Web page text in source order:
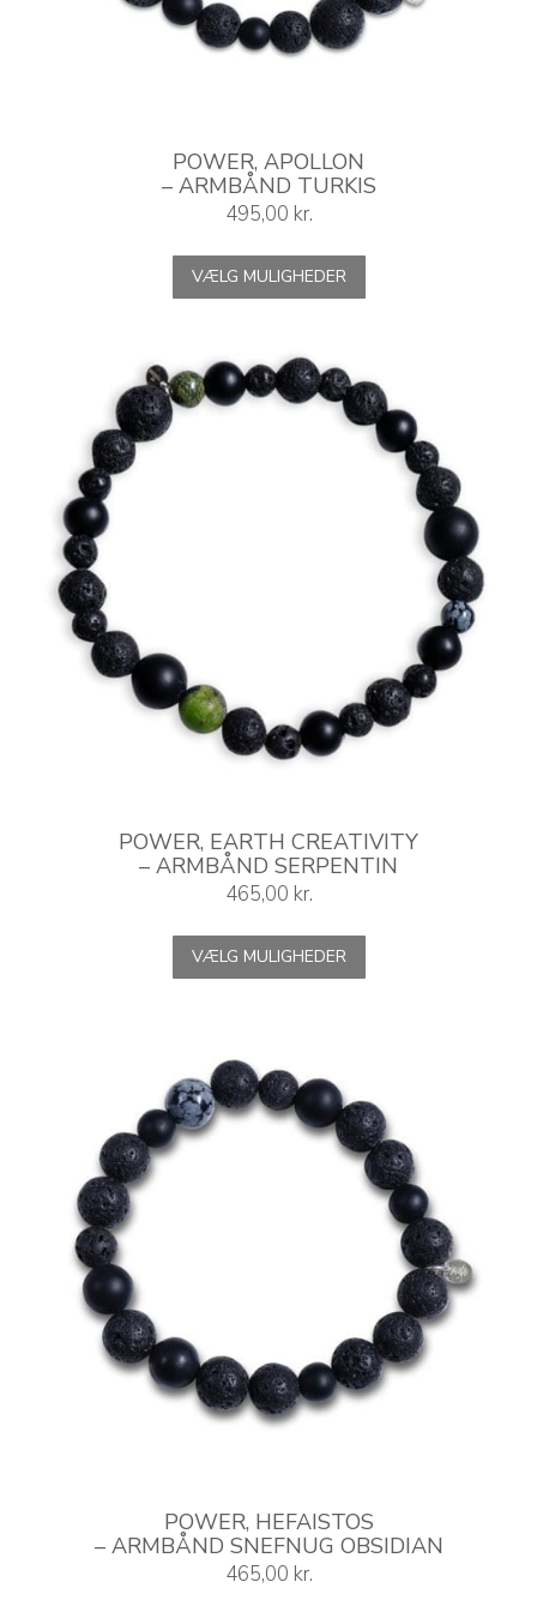
POWER, APOLLON
– ARMBÅND TURKIS
495,00 kr.
VÆLG MULIGHEDER Dette
har
kan
vælges
på
varesiden
POWER, EARTH CREATIVITY
– ARMBÅND SERPENTIN
465,00 kr.
VÆLG MULIGHEDER Dette
har
vælges
på
varesiden
POWER, HEFAISTOS
– ARMBÅND SNEFNUG OBSIDIAN
465,00 kr.